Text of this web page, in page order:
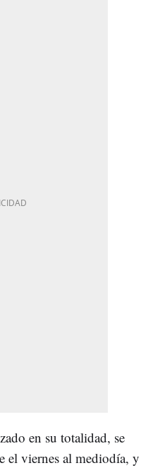
en su totalidad, se
el viernes al mediodía, y